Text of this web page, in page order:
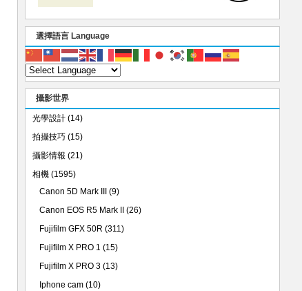
選擇語言 Language
攝影世界
光學設計 (14)
拍攝技巧 (15)
攝影情報 (21)
相機 (1595)
Canon 5D Mark III
(9)
Canon EOS R5 Mark II
(26)
Fujifilm GFX 50R (311)
Fujifilm X PRO 1 (15)
Fujifilm X PRO 3 (13)
Iphone cam (10)